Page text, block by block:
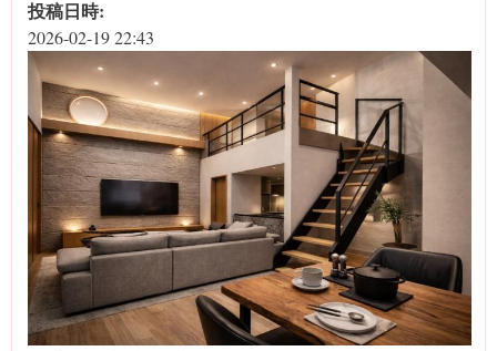
投稿日時:
2026-02-19 22:43